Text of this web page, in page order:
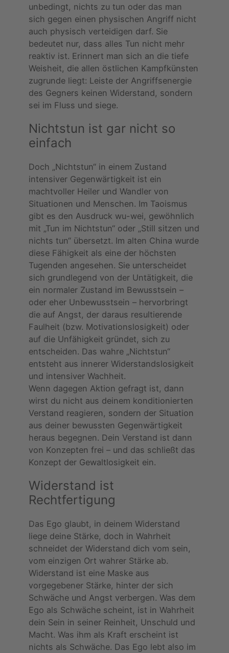
unbedingt, nichts zu tun oder das man
sich gegen einen physischen Angriff nicht
auch physisch verteidigen darf. Sie
bedeutet nur, dass alles Tun nicht mehr
reaktiv ist. Erinnert man sich an die tiefe
Weisheit, die allen östlichen Kampfkünsten
zugrunde liegt: Leiste der Angriffsenergie
des Gegners keinen Widerstand, sondern
sei im Fluss und siege.
Nichtstun ist gar nicht so
einfach
Doch „Nichtstun“ in einem Zustand
intensiver Gegenwärtigkeit ist ein
machtvoller Heiler und Wandler von
Situationen und Menschen. Im Taoismus
gibt es den Ausdruck wu-wei, gewöhnlich
mit „Tun im Nichtstun“ oder „Still sitzen und
nichts tun“ übersetzt. Im alten China wurde
diese Fähigkeit als eine der höchsten
Tugenden angesehen. Sie unterscheidet
sich grundlegend von der Untätigkeit, die
ein normaler Zustand im Bewusstsein –
oder eher Unbewusstsein – hervorbringt
die auf Angst, der daraus resultierende
Faulheit (bzw. Motivationslosigkeit) oder
auf die Unfähigkeit gründet, sich zu
entscheiden. Das wahre „Nichtstun“
entsteht aus innerer Widerstandslosigkeit
und intensiver Wachheit.
Wenn dagegen Aktion gefragt ist, dann
wirst du nicht aus deinem konditionierten
Verstand reagieren, sondern der Situation
aus deiner bewussten Gegenwärtigkeit
heraus begegnen. Dein Verstand ist dann
von Konzepten frei – und das schließt das
Konzept der Gewaltlosigkeit ein.
Widerstand ist
Rechtfertigung
Das Ego glaubt, in deinem Widerstand
liege deine Stärke, doch in Wahrheit
schneidet der Widerstand dich vom sein,
vom einzigen Ort wahrer Stärke ab.
Widerstand ist eine Maske aus
vorgegebener Stärke, hinter der sich
Schwäche und Angst verbergen. Was dem
Ego als Schwäche scheint, ist in Wahrheit
dein Sein in seiner Reinheit, Unschuld und
Macht. Was ihm als Kraft erscheint ist
nichts als Schwäche. Das Ego lebt also im